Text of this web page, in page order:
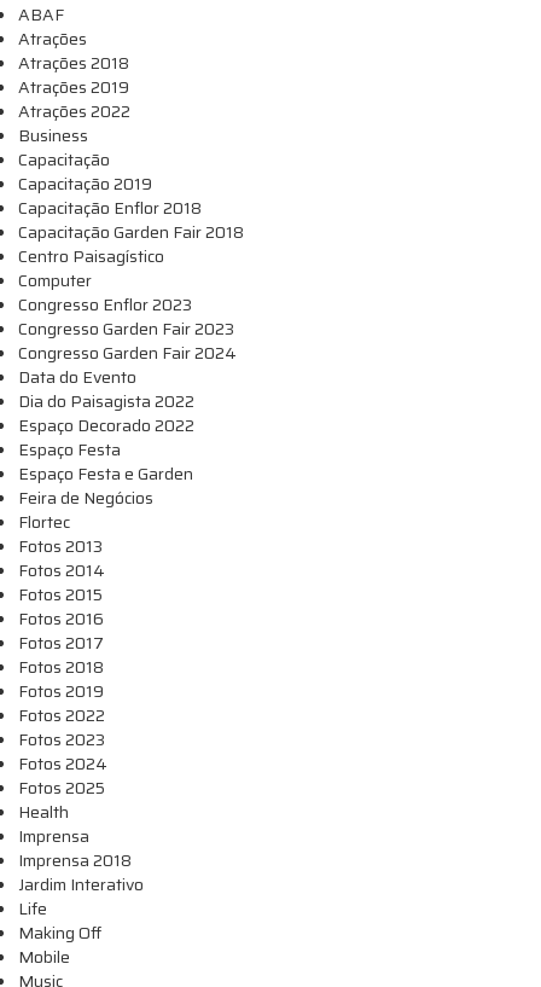
ABAF
Atrações
Atrações 2018
Atrações 2019
Atrações 2022
Business
Capacitação
Capacitação 2019
Capacitação Enflor 2018
Capacitação Garden Fair 2018
Centro Paisagístico
Computer
Congresso Enflor 2023
Congresso Garden Fair 2023
Congresso Garden Fair 2024
Data do Evento
Dia do Paisagista 2022
Espaço Decorado 2022
Espaço Festa
Espaço Festa e Garden
Feira de Negócios
Flortec
Fotos 2013
Fotos 2014
Fotos 2015
Fotos 2016
Fotos 2017
Fotos 2018
Fotos 2019
Fotos 2022
Fotos 2023
Fotos 2024
Fotos 2025
Health
Imprensa
Imprensa 2018
Jardim Interativo
Life
Making Off
Mobile
Music